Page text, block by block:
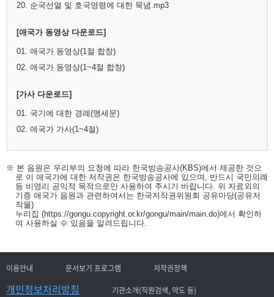
20. 순국선열 및 호국영령에 대한 묵념.mp3
[애국가 동영상 다운로드]
01. 애국가 동영상(1절 합창)
02. 애국가 동영상(1~4절 합창)
[가사 다운로드]
01. 국기에 대한 경례(맹세문)
02. 애국가 가사(1~4절)
※ 본 음원은 우리부의 요청에 따라 한국방송공사(KBS)에서 제공한 것으
로 이 애국가에 대한 저작권은 한국방송공사에 있으며, 반드시 국민의례
등 비영리 공익적 목적으로만 사용하여 주시기 바랍니다. 위 자료외의
기증 애국가 음원과 관련하여서는 한국저작권위원회 공유마당(공유저
작물)
누리집 (https://gongu.copyright.or.kr/gongu/main/main.do)에서 확인하
여 사용하실 수 있음을 알려드립니다.
이용안내 문서보기 프로그램 저작권정책
개인정보처리방침
기관소개(직원검색, 약도 등)